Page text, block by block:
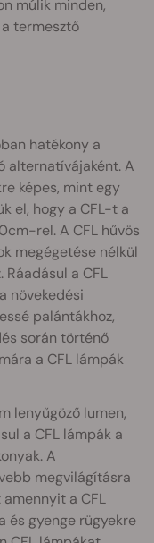
múlik minden,
termesztő
hatékony a
alternatívájaként. A
képes, mint egy
el, hogy a CFL-t a
rel. A CFL hűvös
megégetése nélkül
Ráadásul a CFL
növekedési
palántákhoz,
során történő
a CFL lámpák
lenyűgöző lumen,
a CFL lámpák a
A
megvilágításra
a CFL
és gyenge rügyekre